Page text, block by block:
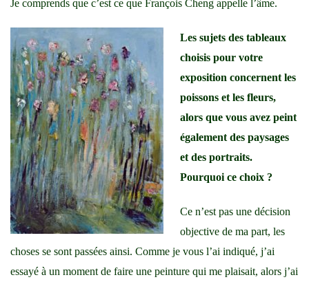
Je comprends que c’est ce que François Cheng appelle l’âme.
Les sujets des tableaux
choisis pour votre
exposition concernent les
poissons et les fleurs,
alors que vous avez peint
également des paysages
et des portraits.
Pourquoi ce choix ?
Ce n’est pas une décision
objective de ma part, les
choses se sont passées ainsi. Comme je vous l’ai indiqué, j’ai
essayé à un moment de faire une peinture qui me plaisait, alors j’ai